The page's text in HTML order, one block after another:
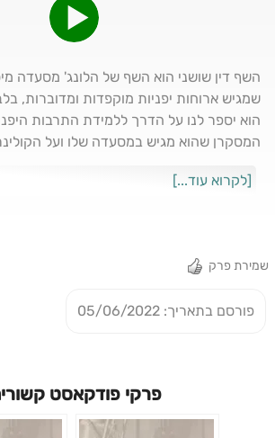
השף דין שושני הוא השף של הלונג' מסעדה
שמגיש ארוחות יפניות מוקפדות ומדוברות,
הוא יספר לנו על הדרך ללמידת התרבות
המסקרן שהוא מגיש במסעדה שלו ועל
לא הכרנו. לכל הביקורות על המסעדות
[לקרוא עוד...]
שמירת פרק
פורסם בתאריך: 05/06/2022
פרקי פודקאסט